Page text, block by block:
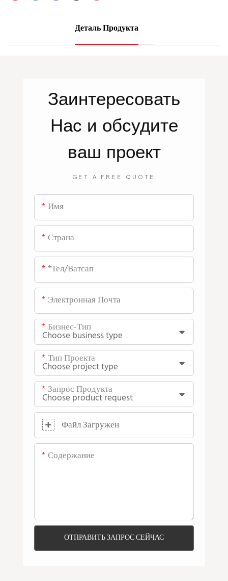
Деталь Продукта
Заинтересовать
Нас и обсудите
ваш проект
GET A FREE QUOTE
Имя
Страна
*тел/ватсап
Электронная Почта
Бизнес-Тип
Тип Проекта
Запрос Продукта
Файл Загружен
Содержание
ОТПРАВИТЬ ЗАПРОС СЕЙЧАС